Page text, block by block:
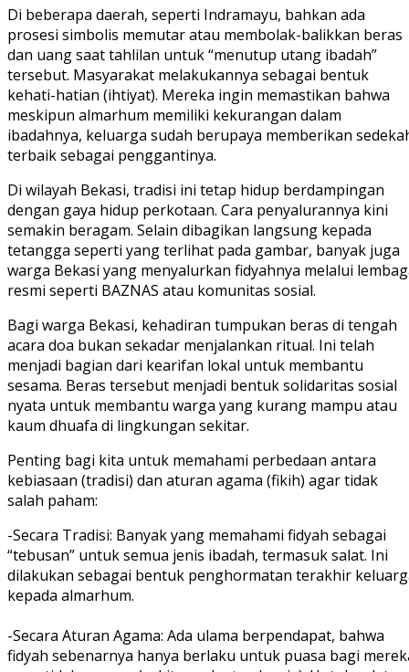
Di beberapa daerah, seperti Indramayu, bahkan ada
prosesi simbolis memutar atau membolak-balikkan beras
dan uang saat tahlilan untuk “menutup utang ibadah”
tersebut. Masyarakat melakukannya sebagai bentuk
kehati-hatian (ihtiyat). Mereka ingin memastikan bahwa
meskipun almarhum memiliki kekurangan dalam
ibadahnya, keluarga sudah berupaya memberikan
terbaik sebagai penggantinya.
Di wilayah Bekasi, tradisi ini tetap hidup berdampingan
dengan gaya hidup perkotaan. Cara penyalurannya kini
semakin beragam. Selain dibagikan langsung kepada
tetangga seperti yang terlihat pada gambar, banyak juga
warga Bekasi yang menyalurkan fidyahnya melalui
resmi seperti BAZNAS atau komunitas sosial.
Bagi warga Bekasi, kehadiran tumpukan beras di tengah
acara doa bukan sekadar menjalankan ritual. Ini telah
menjadi bagian dari kearifan lokal untuk membantu
sesama. Beras tersebut menjadi bentuk solidaritas sosial
nyata untuk membantu warga yang kurang mampu atau
kaum dhuafa di lingkungan sekitar.
Penting bagi kita untuk memahami perbedaan antara
kebiasaan (tradisi) dan aturan agama (fikih) agar tidak
salah paham:
-Secara Tradisi: Banyak yang memahami fidyah sebagai
“tebusan” untuk semua jenis ibadah, termasuk salat. Ini
dilakukan sebagai bentuk penghormatan terakhir
kepada almarhum.
-Secara Aturan Agama: Ada ulama berpendapat, bahwa
fidyah sebenarnya hanya berlaku untuk puasa bagi